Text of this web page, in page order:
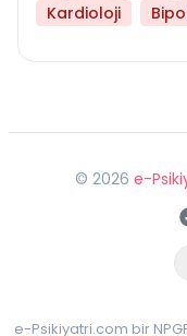
Kardioloji
© 2026 e-
e-Psikiyatri.com bir